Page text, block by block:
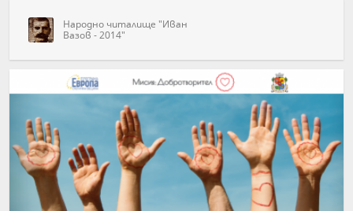
Народно читалище "Иван
Вазов - 2014"